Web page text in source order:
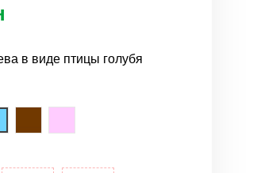
в виде птицы голубя